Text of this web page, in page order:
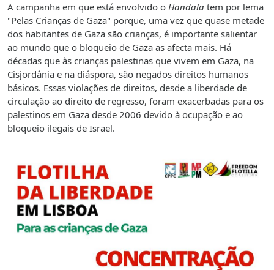
A campanha em que está envolvido o Handala tem por lema
"Pelas Crianças de Gaza" porque, uma vez que quase metade
dos habitantes de Gaza são crianças, é importante salientar
ao mundo que o bloqueio de Gaza as afecta mais. Há
décadas que às crianças palestinas que vivem em Gaza, na
Cisjordânia e na diáspora, são negados direitos humanos
básicos. Essas violações de direitos, desde a liberdade de
circulação ao direito de regresso, foram exacerbadas para os
palestinos em Gaza desde 2006 devido à ocupação e ao
bloqueio ilegais de Israel.